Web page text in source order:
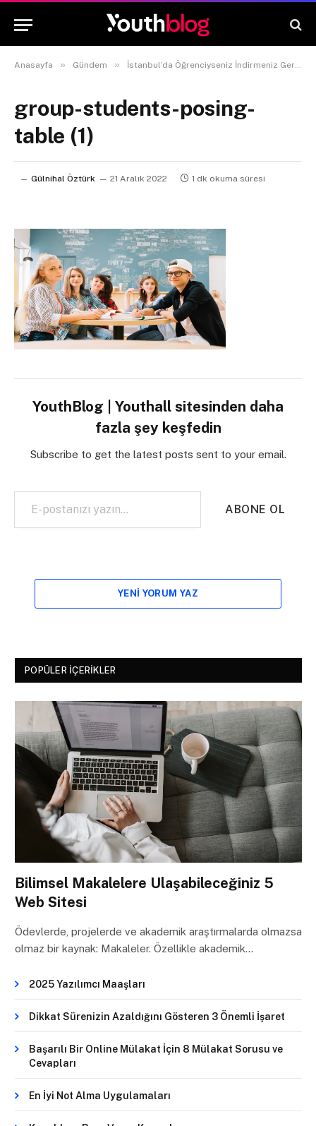
Anasayfa » Gündem » İstanbul’da Öğrenciyseniz İndirmeniz Gereken 3 Uygulama
group-students-posing-
table (1)
Gülnihal Öztürk 21 Aralık 2022 1 dk okuma süresi
YouthBlog | Youthall sitesinden daha
fazla şey keşfedin
Subscribe to get the latest posts sent to your email.
E-postanızı yazın…
ABONE OL
YENI YORUM YAZ
POPÜLER İÇERIKLER
Bilimsel Makalelere Ulaşabileceğiniz 5
Web Sitesi
Ödevlerde, projelerde ve akademik araştırmalarda olmazsa
olmaz bir kaynak: Makaleler. Özellikle akademik…
2025 Yazılımcı Maaşları
Dikkat Sürenizin Azaldığını Gösteren 3 Önemli İşaret
Başarılı Bir Online Mülakat İçin 8 Mülakat Sorusu ve
Cevapları
En İyi Not Alma Uygulamaları